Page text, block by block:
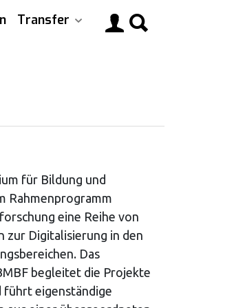
Transfer
für Bildung und
Rahmenprogramm
eine Reihe von
zur Digitalisierung in den
Das
begleitet die Projekte
führt eigenständige